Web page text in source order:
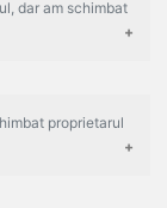
dar am schimbat
proprietarul